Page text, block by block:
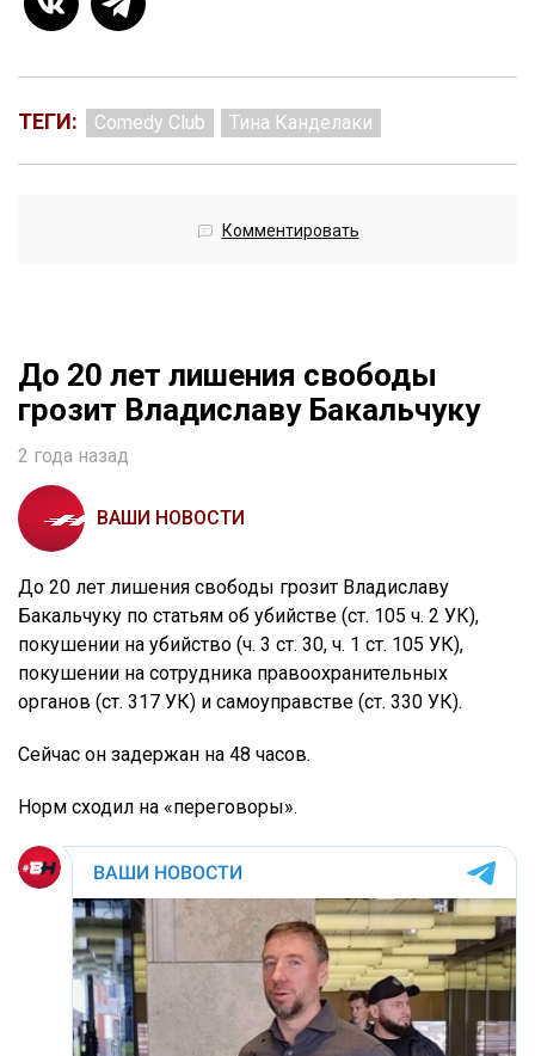
ТЕГИ: Comedy Club Тина Канделаки
Комментировать
До 20 лет лишения свободы
грозит Владиславу Бакальчуку
2 года назад
ВАШИ НОВОСТИ
До 20 лет лишения свободы грозит Владиславу
Бакальчуку по статьям об убийстве (ст. 105 ч. 2 УК),
покушении на убийство (ч. 3 ст. 30, ч. 1 ст. 105 УК),
покушении на сотрудника правоохранительных
органов (ст. 317 УК) и самоуправстве (ст. 330 УК).
Сейчас он задержан на 48 часов.
Норм сходил на «переговоры».